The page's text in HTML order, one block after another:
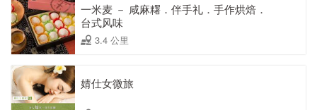
一米麦 － 咸麻糬．伴手礼．手作烘焙．
台式风味
3.4 公里
婧仕女微旅